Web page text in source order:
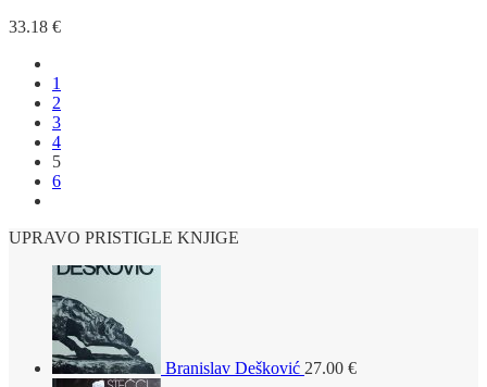
33.18 €
1
2
3
4
5
6
UPRAVO PRISTIGLE KNJIGE
Branislav Dešković 27.00 €